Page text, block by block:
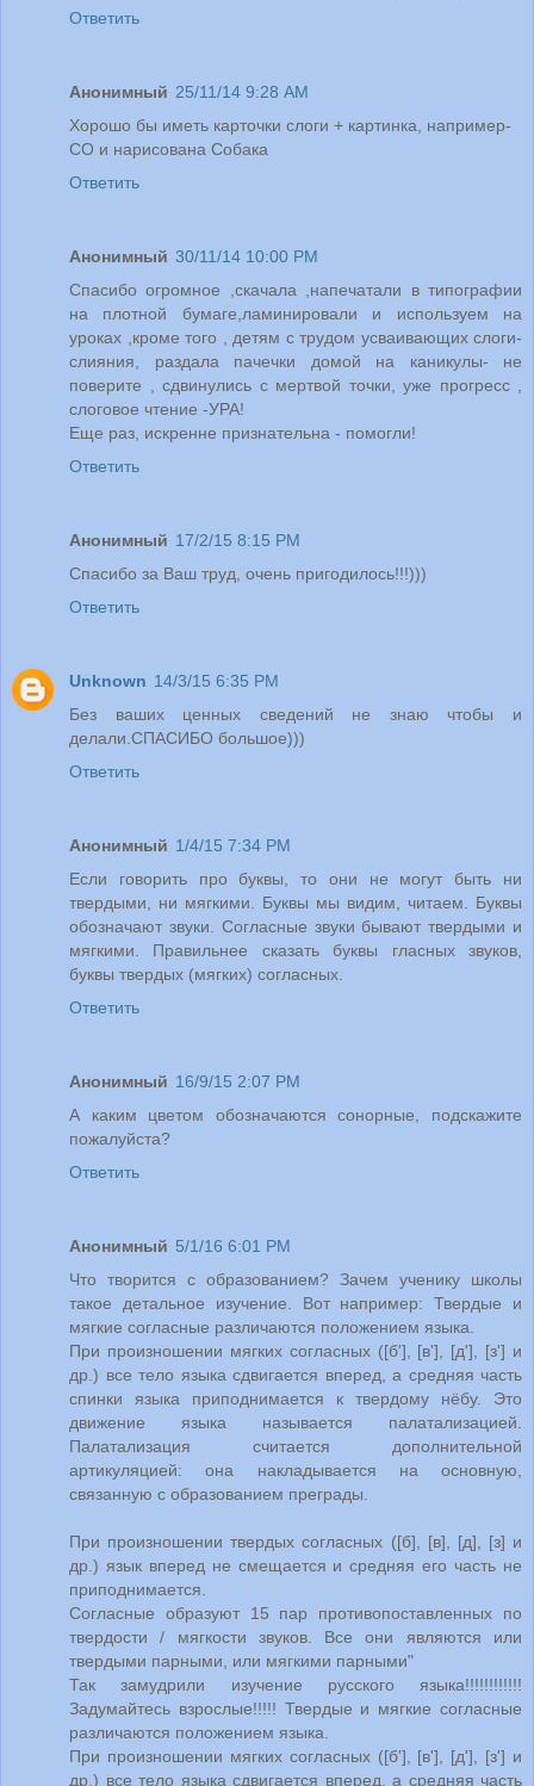
Ответить
Анонимный 25/11/14 9:28 AM
Хорошо бы иметь карточки слоги + картинка, например-
СО и нарисована Собака
Ответить
Анонимный 30/11/14 10:00 PM
Спасибо огромное ,скачала ,напечатали в типографии
на плотной бумаге,ламинировали и используем на
уроках ,кроме того , детям с трудом усваивающих слоги-
слияния, раздала пачечки домой на каникулы- не
поверите , сдвинулись с мертвой точки, уже прогресс ,
слоговое чтение -УРА!
Еще раз, искренне признательна - помогли!
Ответить
Анонимный 17/2/15 8:15 PM
Спасибо за Ваш труд, очень пригодилось!!!)))
Ответить
Unknown 14/3/15 6:35 PM
Без ваших ценных сведений не знаю чтобы и
делали.СПАСИБО большое)))
Ответить
Анонимный 1/4/15 7:34 PM
Если говорить про буквы, то они не могут быть ни
твердыми, ни мягкими. Буквы мы видим, читаем. Буквы
обозначают звуки. Согласные звуки бывают твердыми и
мягкими. Правильнее сказать буквы гласных звуков,
буквы твердых (мягких) согласных.
Ответить
Анонимный 16/9/15 2:07 PM
А каким цветом обозначаются сонорные, подскажите
пожалуйста?
Ответить
Анонимный 5/1/16 6:01 PM
Что творится с образованием? Зачем ученику школы
такое детальное изучение. Вот например: Твердые и
мягкие согласные различаются положением языка.
При произношении мягких согласных ([б'], [в'], [д'], [з'] и
др.) все тело языка сдвигается вперед, а средняя часть
спинки языка приподнимается к твердому нёбу. Это
движение языка называется палатализацией.
Палатализация считается дополнительной
артикуляцией: она накладывается на основную,
связанную с образованием преграды.
При произношении твердых согласных ([б], [в], [д], [з] и
др.) язык вперед не смещается и средняя его часть не
приподнимается.
Согласные образуют 15 пар противопоставленных по
твердости / мягкости звуков. Все они являются или
твердыми парными, или мягкими парными"
Так замудрили изучение русского языка!!!!!!!!!!!!
Задумайтесь взрослые!!!!! Твердые и мягкие согласные
различаются положением языка.
При произношении мягких согласных ([б'], [в'], [д'], [з'] и
др.) все тело языка сдвигается вперед, а средняя часть